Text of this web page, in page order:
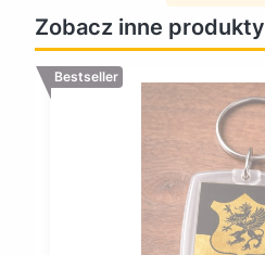
Zobacz inne produkty
Bestseller